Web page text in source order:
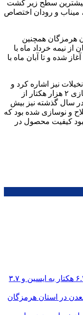
بیشترین سطح زیر کشت
میناب و رودان اختصاص
هرمزگان همچنین
نیمه خرداد ماه با
شده و تا آبان‌ ماه با
نیز اشاره کرد و
گفت: در حال حاضر، عملیات اصلاح و نوسازی ۲ هزار هکتار از
سال گذشته نیز بیش
اصلاح و نوسازی شده بود که
کیفیت محصول در
توسعه اراضی صنعتی هرمزگان؛ ۶.۷ هکتار به ایسین و ۳.۷
معدن در استان هرمزگان